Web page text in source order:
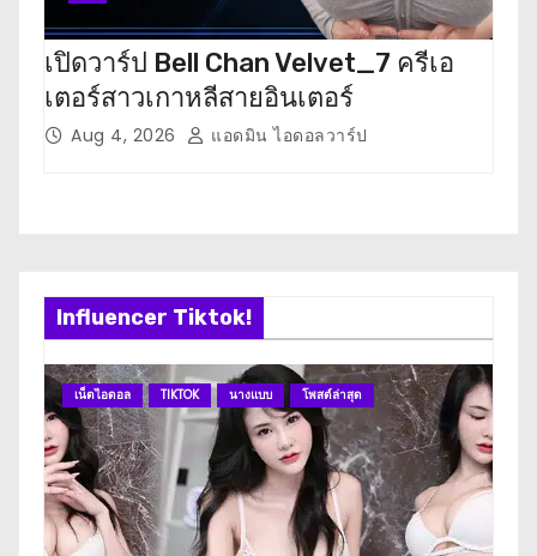
เปิดวาร์ป Bell Chan Velvet_7 ครีเอ
เตอร์สาวเกาหลีสายอินเตอร์
Aug 4, 2026 แอดมิน ไอดอลวาร์ป
Influencer Tiktok!
เน็ตไอดอล TIKTOK นางแบบ โพสต์ล่าสุด